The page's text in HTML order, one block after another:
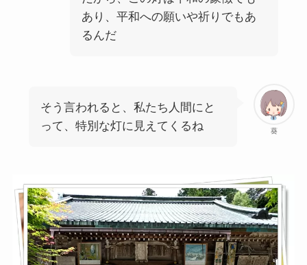
あり、平和への願いや祈りでもあ
るんだ
葵
そう言われると、私たち人間にと
って、特別な灯に見えてくるね